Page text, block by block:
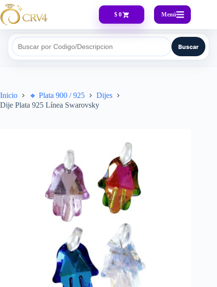
$ 0 Menú
Buscar por Codigo/Descripcion Buscar
Inicio 🔸​ Plata 900 / 925
Dijes
Dije Plata 925 Línea Swarovsky